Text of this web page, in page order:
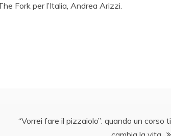
Fork per l’Italia, Andrea Arizzi.
“Vorrei fare il pizzaiolo”: quando un corso ti